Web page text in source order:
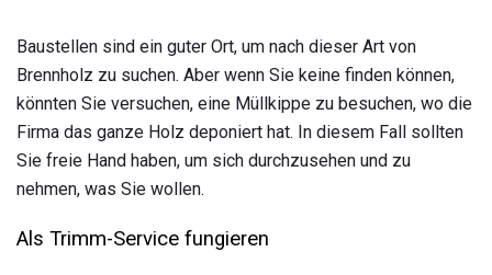
Baustellen sind ein guter Ort, um nach dieser Art von
Brennholz zu suchen. Aber wenn Sie keine finden können,
könnten Sie versuchen, eine Müllkippe zu besuchen, wo die
Firma das ganze Holz deponiert hat. In diesem Fall sollten
Sie freie Hand haben, um sich durchzusehen und zu
nehmen, was Sie wollen.
Als Trimm-Service fungieren